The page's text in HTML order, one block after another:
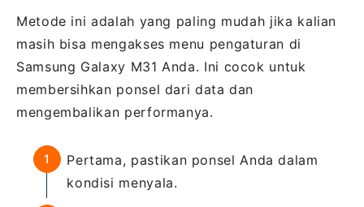
Metode ini adalah yang paling mudah jika kalian
masih bisa mengakses menu pengaturan di
Samsung Galaxy M31 Anda. Ini cocok untuk
membersihkan ponsel dari data dan
mengembalikan performanya.
Pertama, pastikan ponsel Anda dalam
kondisi menyala.